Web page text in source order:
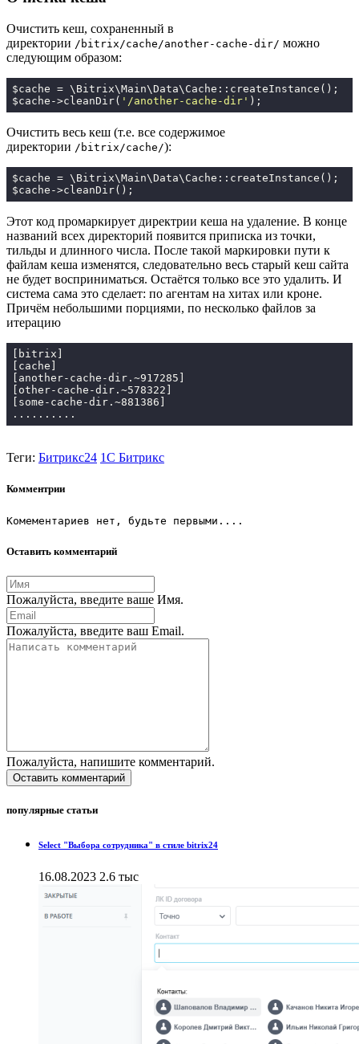
Очистить кеш, сохраненный в
директории /bitrix/cache/another-cache-dir/ можно
следующим образом:
$cache = \Bitrix\Main\Data\Cache::createInstance();
$cache->cleanDir( '/another-cache-dir' );
Очистить весь кеш (т.е. все содержимое
директории /bitrix/cache/):
$cache = \Bitrix\Main\Data\Cache::createInstance();
$cache->cleanDir();
Этот код промаркирует директрии кеша на удаление. В конце
названий всех директорий появится приписка из точки,
тильды и длинного числа. После такой маркировки пути к
файлам кеша изменятся, следовательно весь старый кеш сайта
не будет восприниматься. Остаётся только все это удалить. И
система сама это сделает: по агентам на хитах или кроне.
Причём небольшими порциями, по несколько файлов за
итерацию
[bitrix]
[cache]
[another-cache-dir.~917285
[other-cache-dir.~578322
[some-cache-dir.~881386
..........
Теги: Битрикс24 1С Битрикс
Комментрии
Комементариев нет, будьте первыми....
Оставить комментарий
Пожалуйста, введите ваше Имя.
Пожалуйста, введите ваш Email.
Пожалуйста, напишите комментарий.
Оставить комментарий
популярные статьи
Select "Выбора сотрудника" в стиле bitrix24
16.08.2023 2.6 тыс